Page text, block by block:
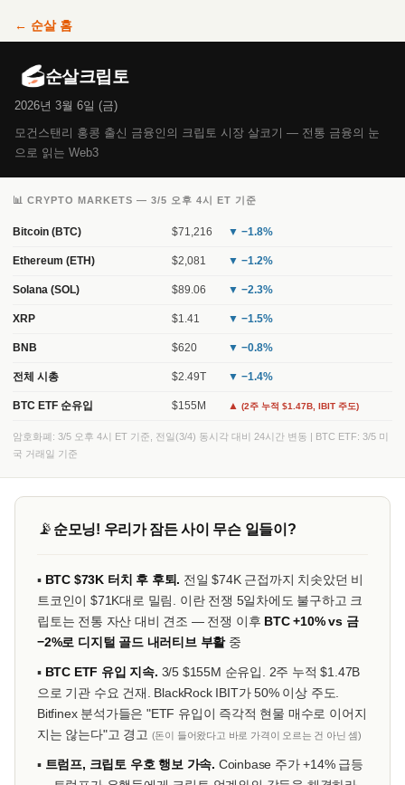
← 순살 홈
순살크립토
2026년 3월 6일 (금)
모건스탠리 홍콩 출신 금융인의 크립토 시장 살코기 — 전통 금융의 눈
으로 읽는 Web3
📊 CRYPTO MARKETS — 3/5 오후 4시 ET 기준
Bitcoin (BTC) $71,216 ▼ −1.8%
Ethereum (ETH) $2,081 ▼ −1.2%
Solana (SOL) $89.06 ▼ −2.3%
XRP $1.41 ▼ −1.5%
BNB $620 ▼ −0.8%
전체 시총 $2.49T ▼ −1.4%
BTC ETF 순유입 $155M ▲ (2주 누적 $1.47B, IBIT 주도)
암호화폐: 3/5 오후 4시 ET 기준, 전일(3/4) 동시각 대비 24시간 변동 | BTC ETF: 3/5 미
국 거래일 기준
📡 순모닝! 우리가 잠든 사이 무슨 일들이?
▪ BTC $73K 터치 후 후퇴. 전일 $74K 근접까지 치솟았던 비
트코인이 $71K대로 밀림. 이란 전쟁 5일차에도 불구하고 크
립토는 전통 자산 대비 견조 — 전쟁 이후 BTC +10% vs 금
−2%로 디지털 골드 내러티브 부활중
▪ BTC ETF 유입 지속. 3/5 $155M 순유입. 2주 누적 $1.47B
으로 기관 수요 건재. BlackRock IBIT가 50% 이상 주도.
Bitfinex 분석가들은 "ETF 유입이 즉각적 현물 매수로 이어지
지는 않는다"고 경고 (돈이 들어왔다고 바로 가격이 오르는 건 아닌 셈)
▪ 트럼프, 크립토 우호 행보 가속. Coinbase 주가 +14% 급등